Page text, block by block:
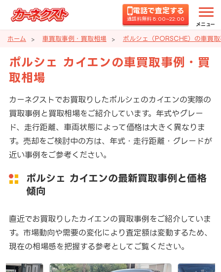
電話で査定する
通話料無料 8:00~22:00
メニュー
ホーム 車買取事例・買取相場 ポルシェ（PORSCHE）の車買
ポルシェ カイエンの車買取事例・買
取相場
カーネクストでお買取りしたポルシェのカイエンの実際の
買取事例と買取相場をご紹介しています。年式やグレー
ド、走行距離、車両状態によって価格は大きく異なりま
す。売却をご検討中の方は、年式・走行距離・グレードが
近い事例をご参考ください。
ポルシェ カイエンの最新買取事例と価格
傾向
直近でお買取りしたカイエンの買取事例をご紹介していま
す。市場動向や需要の変化により査定額は変動するため、
現在の相場感を把握する参考としてご覧ください。